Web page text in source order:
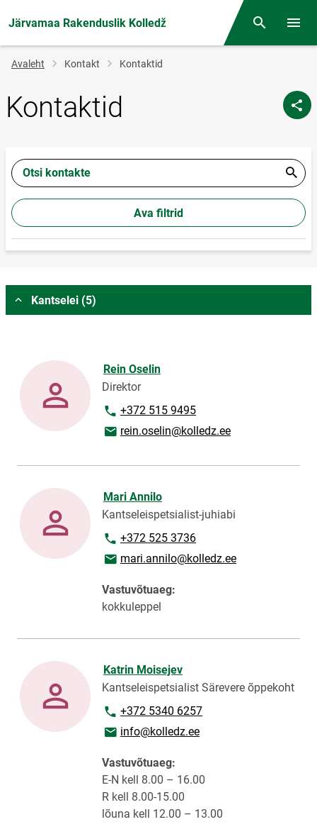
Järvamaa Rakenduslik Kolledž Otsing
Jälglink
Avaleht Kontakt Kontaktid
Kontaktid
Otsi kontakte
Ava filtrid
Kantselei (5)
Rein Oselin
Direktor
Telefoninumber
+372 515 9495
E-posti aadress
rein.oselin@kolledz.ee
Mari Annilo
Kantseleispetsialist-juhiabi
Telefoninumber
+372 525 3736
E-posti aadress
mari.annilo@kolledz.ee
Vastuvõtuaeg:
kokkuleppel
Katrin Moisejev
Kantseleispetsialist Särevere õppekoht
Telefoninumber
+372 5340 6257
E-posti aadress
info@kolledz.ee
Vastuvõtuaeg:
E-N kell 8.00 – 16.00
R kell 8.00-15.00
lõuna kell 12.00 – 13.00